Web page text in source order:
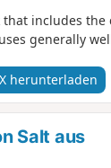
includes the
generally
herunterladen
Salt aus